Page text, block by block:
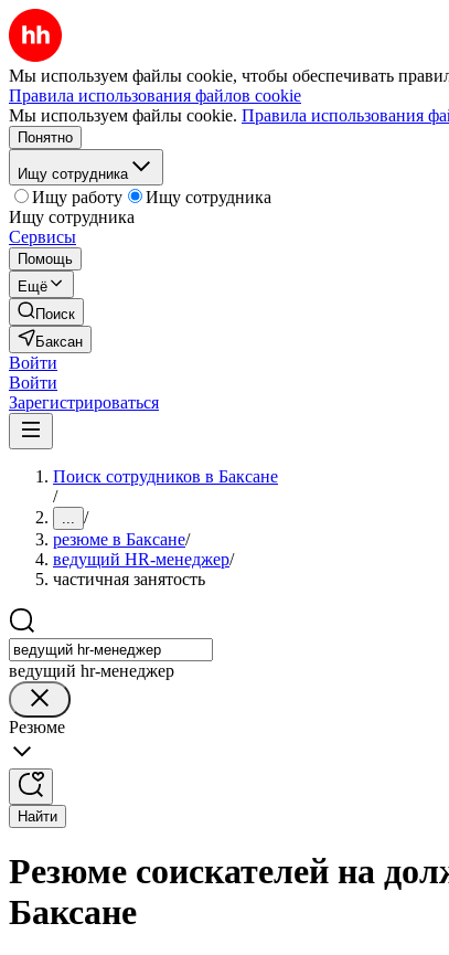
Мы используем файлы cookie, чтобы обеспечивать
Правила использования файлов cookie
Мы используем файлы cookie. Правила использования
Понятно
Ищу сотрудника
Ищу работу
Ищу сотрудника
Ищу сотрудника
Сервисы
Помощь
Ещё
Поиск
Баксан
Войти
Войти
Зарегистрироваться
Поиск сотрудников в Баксане
/
... /
резюме в Баксане/
ведущий HR-менеджер/
частичная занятость
ведущий hr-менеджер
Резюме
Найти
Резюме соискателей на
Баксане